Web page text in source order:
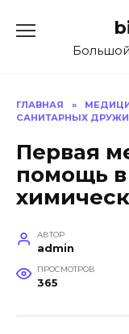
содержанию
ГЛАВНАЯ »
САНИТАРНЫХ
Первая
помощь в
АВТОР
admin
ПРОСМОТРОВ
365